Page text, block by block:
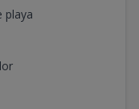
playa